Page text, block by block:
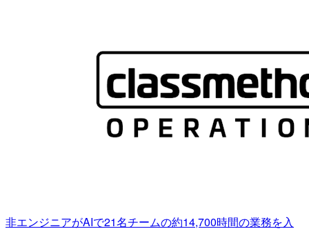
非エンジニアがAIで21名チームの約14,700時間の業務を入